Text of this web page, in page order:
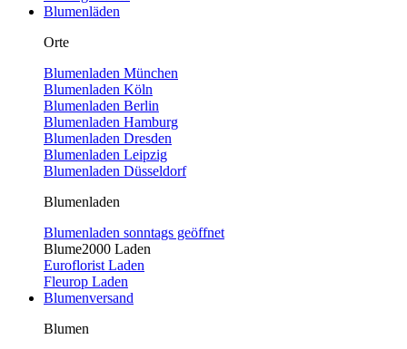
Blumenläden
Orte
Blumenladen München
Blumenladen Köln
Blumenladen Berlin
Blumenladen Hamburg
Blumenladen Dresden
Blumenladen Leipzig
Blumenladen Düsseldorf
Blumenladen
Blumenladen sonntags geöffnet
Blume2000 Laden
Euroflorist Laden
Fleurop Laden
Blumenversand
Blumen